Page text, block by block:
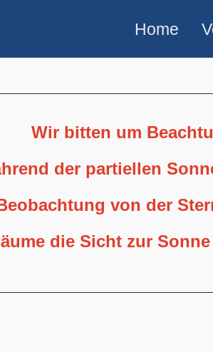
Home
Wir bitten um
der partiellen
von der
die Sicht zur